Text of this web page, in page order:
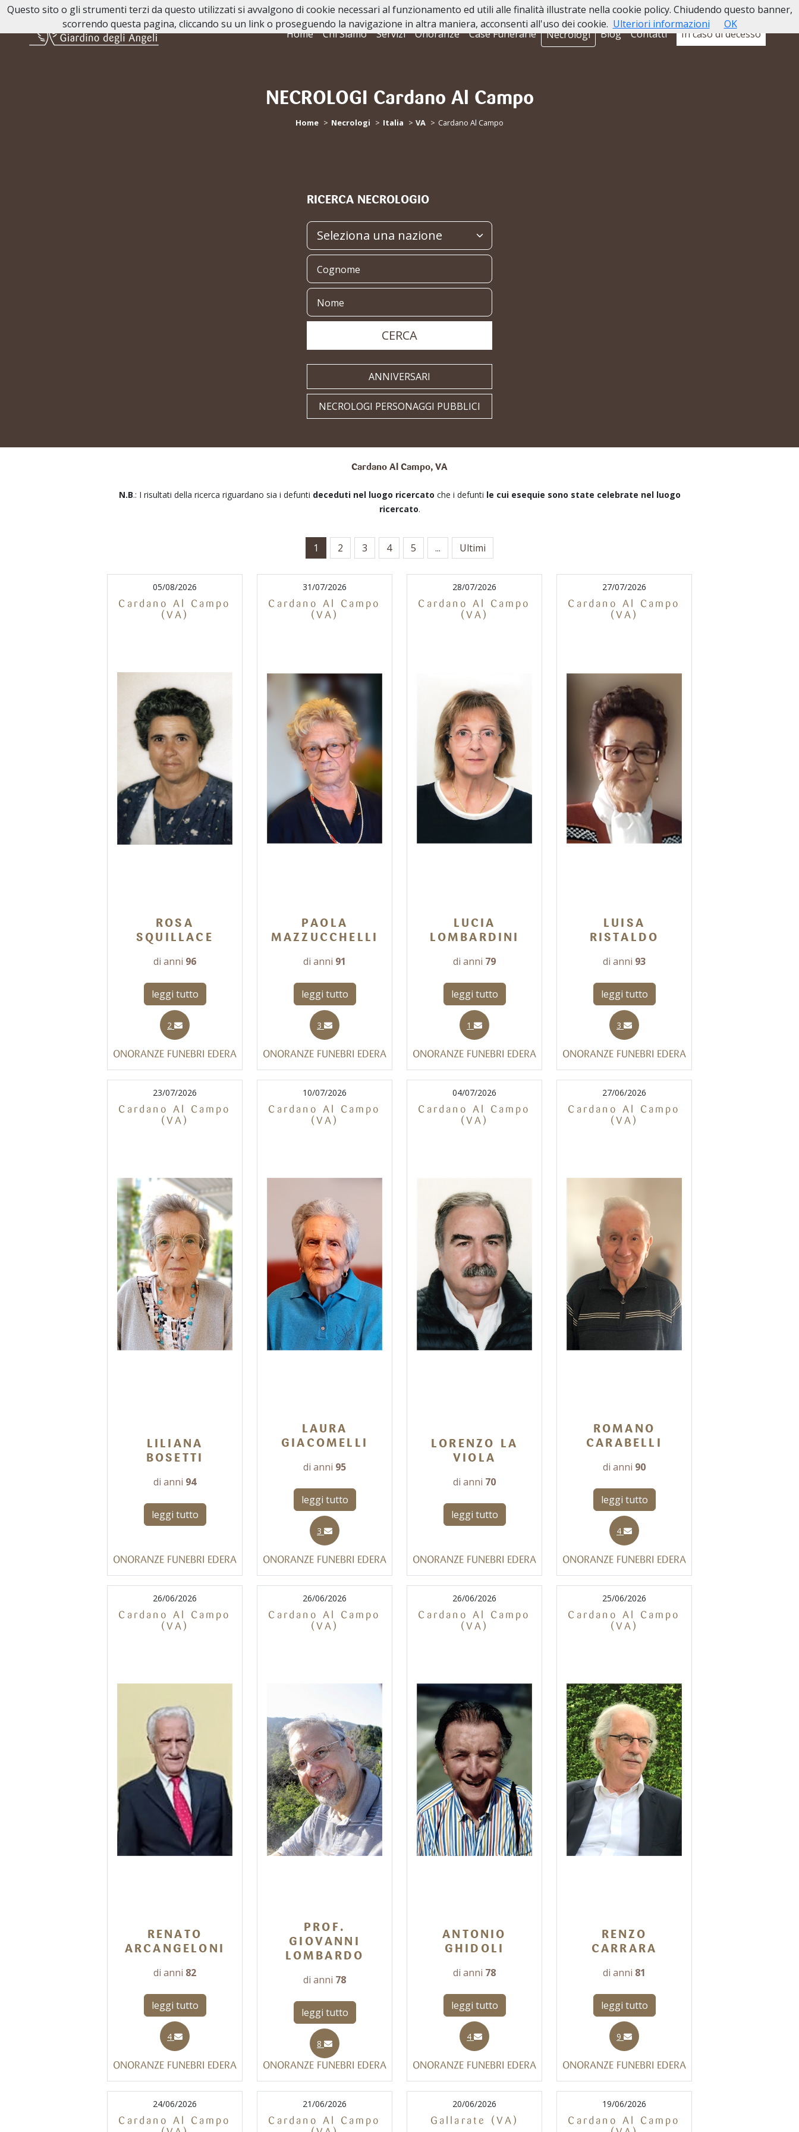
Home Chi Siamo Servizi Onoranze Case Funerarie Necrologi Blog Contatti In caso di decesso
NECROLOGI Cardano Al Campo
Home Necrologi Italia VA Cardano Al Campo
RICERCA NECROLOGIO
CERCA
ANNIVERSARI
NECROLOGI PERSONAGGI PUBBLICI
Cardano Al Campo, VA
N.B.: I risultati della ricerca riguardano sia i defunti deceduti nel luogo ricercato che i defunti le cui esequie sono state celebrate nel luogo
ricercato.
1 2 3 4 5 ... Ultimi
05/08/2026
Cardano Al Campo
(VA)
ROSA
SQUILLACE
di anni 96
leggi tutto
2
ONORANZE FUNEBRI EDERA
31/07/2026
Cardano Al Campo
(VA)
PAOLA
MAZZUCCHELLI
di anni 91
leggi tutto
3
ONORANZE FUNEBRI EDERA
28/07/2026
Cardano Al Campo
(VA)
LUCIA
LOMBARDINI
di anni 79
leggi tutto
1
ONORANZE FUNEBRI EDERA
27/07/2026
Cardano Al Campo
(VA)
LUISA
RISTALDO
di anni 93
leggi tutto
3
ONORANZE FUNEBRI EDERA
23/07/2026
Cardano Al Campo
(VA)
LILIANA
BOSETTI
di anni 94
leggi tutto
ONORANZE FUNEBRI EDERA
10/07/2026
Cardano Al Campo
(VA)
LAURA
GIACOMELLI
di anni 95
leggi tutto
3
ONORANZE FUNEBRI EDERA
04/07/2026
Cardano Al Campo
(VA)
LORENZO LA
VIOLA
di anni 70
leggi tutto
ONORANZE FUNEBRI EDERA
27/06/2026
Cardano Al Campo
(VA)
ROMANO
CARABELLI
di anni 90
leggi tutto
4
ONORANZE FUNEBRI EDERA
26/06/2026
Cardano Al Campo
(VA)
RENATO
ARCANGELONI
di anni 82
leggi tutto
4
ONORANZE FUNEBRI EDERA
26/06/2026
Cardano Al Campo
(VA)
PROF.
GIOVANNI
LOMBARDO
di anni 78
leggi tutto
8
ONORANZE FUNEBRI EDERA
26/06/2026
Cardano Al Campo
(VA)
ANTONIO
GHIDOLI
di anni 78
leggi tutto
4
ONORANZE FUNEBRI EDERA
25/06/2026
Cardano Al Campo
(VA)
RENZO
CARRARA
di anni 81
leggi tutto
9
ONORANZE FUNEBRI EDERA
24/06/2026
Cardano Al Campo
21/06/2026
Cardano Al Campo
20/06/2026
Gallarate (VA)
19/06/2026
Cardano Al Campo
Questo sito o gli strumenti terzi da questo utilizzati si avvalgono di cookie necessari al funzionamento ed utili alle finalità illustrate nella cookie policy. Chiudendo questo banner,
scorrendo questa pagina, cliccando su un link o proseguendo la navigazione in altra maniera, acconsenti all'uso dei cookie. Ulteriori informazioni OK